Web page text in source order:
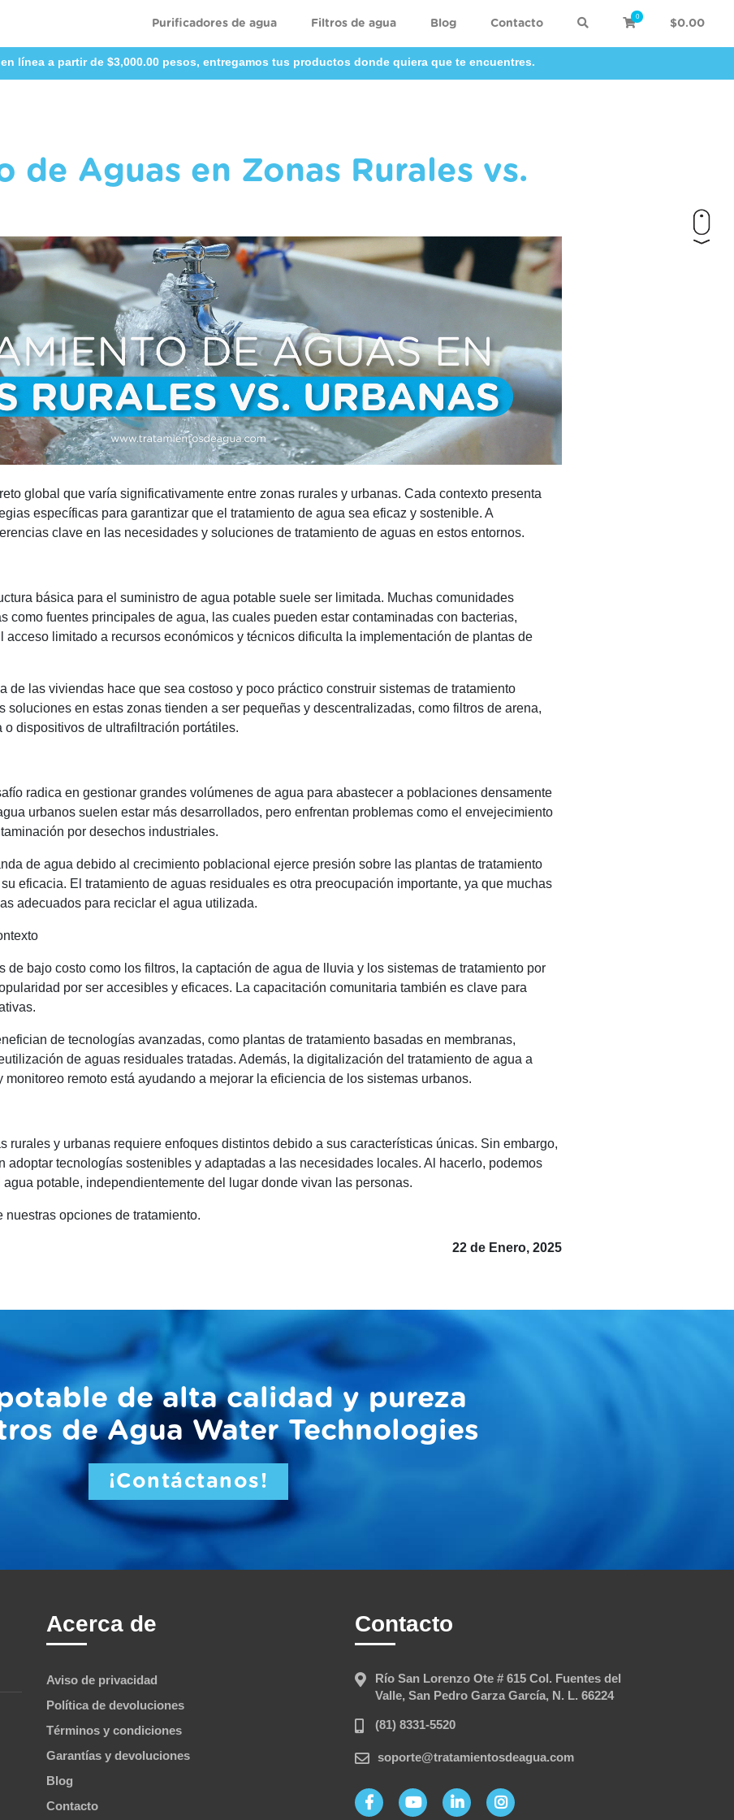
Purificadores de agua Filtros de agua Blog Contacto
0
$0.00
línea a partir de $3,000.00 pesos, entregamos tus productos donde quiera que te encuentres.
de Aguas en Zonas Rurales vs.
global que varía significativamente entre zonas rurales y urbanas. Cada contexto presenta
específicas para garantizar que el tratamiento de agua sea eficaz y sostenible. A
clave en las necesidades y soluciones de tratamiento de aguas en estos entornos.
básica para el suministro de agua potable suele ser limitada. Muchas comunidades
como fuentes principales de agua, las cuales pueden estar contaminadas con bacterias,
acceso limitado a recursos económicos y técnicos dificulta la implementación de plantas de
de las viviendas hace que sea costoso y poco práctico construir sistemas de tratamiento
soluciones en estas zonas tienden a ser pequeñas y descentralizadas, como filtros de arena,
dispositivos de ultrafiltración portátiles.
radica en gestionar grandes volúmenes de agua para abastecer a poblaciones densamente
urbanos suelen estar más desarrollados, pero enfrentan problemas como el envejecimiento
por desechos industriales.
de agua debido al crecimiento poblacional ejerce presión sobre las plantas de tratamiento
eficacia. El tratamiento de aguas residuales es otra preocupación importante, ya que muchas
adecuados para reciclar el agua utilizada.
de bajo costo como los filtros, la captación de agua de lluvia y los sistemas de tratamiento por
por ser accesibles y eficaces. La capacitación comunitaria también es clave para
de tecnologías avanzadas, como plantas de tratamiento basadas en membranas,
de aguas residuales tratadas. Además, la digitalización del tratamiento de agua a
remoto está ayudando a mejorar la eficiencia de los sistemas urbanos.
rurales y urbanas requiere enfoques distintos debido a sus características únicas. Sin embargo,
adoptar tecnologías sostenibles y adaptadas a las necesidades locales. Al hacerlo, podemos
potable, independientemente del lugar donde vivan las personas.
opciones de tratamiento.
22 de Enero, 2025
de alta calidad y pureza
de Agua Water Technologies
¡Contáctanos!
Acerca de
Aviso de privacidad
Política de devoluciones
Términos y condiciones
Garantías y devoluciones
Blog
Contacto
Contacto
Río San Lorenzo Ote # 615 Col. Fuentes del
Valle, San Pedro Garza García, N. L. 66224
(81) 8331-5520
soporte@tratamientosdeagua.com